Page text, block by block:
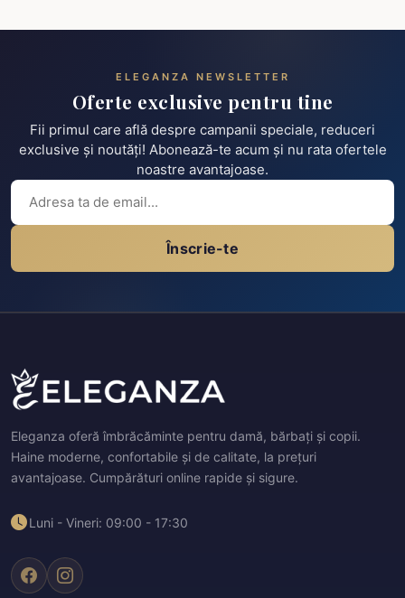
ELEGANZA NEWSLETTER
Oferte exclusive pentru tine
Fii primul care află despre campanii speciale, reduceri
exclusive și noutăți! Abonează-te acum și nu rata ofertele
noastre avantajoase.
Înscrie-te
Eleganza oferă îmbrăcăminte pentru damă, bărbați și copii.
Haine moderne, confortabile și de calitate, la prețuri
avantajoase. Cumpărături online rapide și sigure.
Luni - Vineri: 09:00 - 17:30